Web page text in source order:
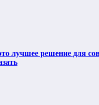
лучшее решение для